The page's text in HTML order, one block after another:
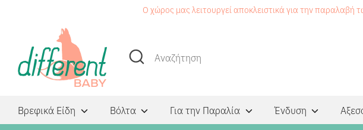
Ο χώρος μας λειτουργεί αποκλειστικά για την
Αναζήτηση
Αναζήτηση
Βρεφικά Είδη Βόλτα Για την Παραλία Ένδυση